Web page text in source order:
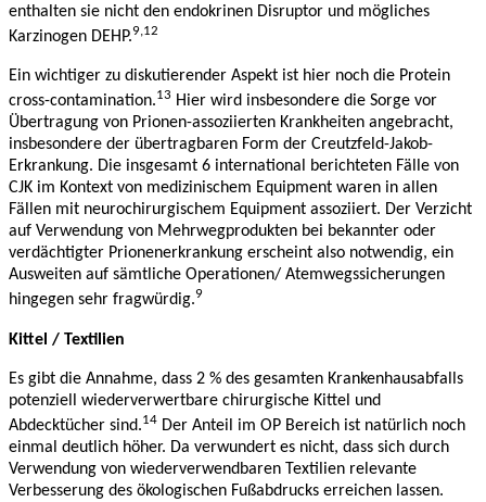
enthalten sie nicht den endokrinen Disruptor und mögliches
Karzinogen DEHP.9,12
Ein wichtiger zu diskutierender Aspekt ist hier noch die Protein
cross-contamination.13 Hier wird insbesondere die Sorge vor
Übertragung von Prionen-assoziierten Krankheiten angebracht,
insbesondere der übertragbaren Form der Creutzfeld-Jakob-
Erkrankung. Die insgesamt 6 international berichteten Fälle von
CJK im Kontext von medizinischem Equipment waren in allen
Fällen mit neurochirurgischem Equipment assoziiert. Der Verzicht
auf Verwendung von Mehrwegprodukten bei bekannter oder
verdächtigter Prionenerkrankung erscheint also notwendig, ein
Ausweiten auf sämtliche Operationen/ Atemwegssicherungen
hingegen sehr fragwürdig.9
Kittel / Textilien
Es gibt die Annahme, dass 2 % des gesamten Krankenhausabfalls
potenziell wiederverwertbare chirurgische Kittel und
Abdecktücher sind.14 Der Anteil im OP Bereich ist natürlich noch
einmal deutlich höher. Da verwundert es nicht, dass sich durch
Verwendung von wiederverwendbaren Textilien relevante
Verbesserung des ökologischen Fußabdrucks erreichen lassen.